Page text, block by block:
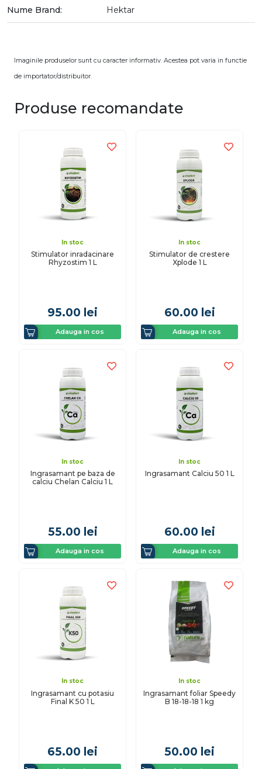
Nume Brand: Hektar
Imaginile produselor sunt cu caracter informativ. Acestea pot varia in functie
de importator/distribuitor.
Produse recomandate
In stoc
Stimulator inradacinare
Rhyzostim 1 L
95.00 lei
Adauga in cos
In stoc
Stimulator de crestere
Xplode 1 L
60.00 lei
Adauga in cos
In stoc
Ingrasamant pe baza de
calciu Chelan Calciu 1 L
55.00 lei
Adauga in cos
In stoc
Ingrasamant Calciu 50 1 L
60.00 lei
Adauga in cos
In stoc
Ingrasamant cu potasiu
Final K 50 1 L
65.00 lei
In stoc
Ingrasamant foliar Speedy
B 18-18-18 1 kg
50.00 lei